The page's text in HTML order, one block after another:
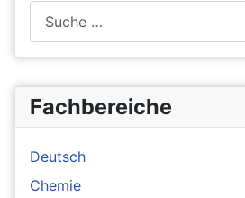
Fachbereiche
Deutsch
Chemie